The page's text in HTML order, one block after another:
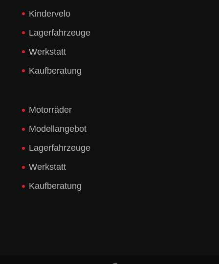
Kindervelo
Lagerfahrzeuge
Werkstatt
Kaufberatung
Motorräder
Modellangebot
Lagerfahrzeuge
Werkstatt
Kaufberatung